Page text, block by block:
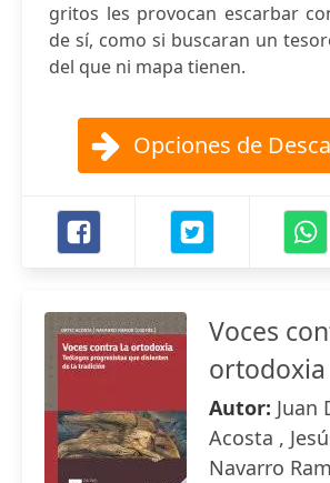
gritos les provocan escarbar
de sí, como si buscaran un
del que ni mapa tienen.
Opciones de
Voces
ortodoxia
Autor: Juan
Acosta ,
Navarro